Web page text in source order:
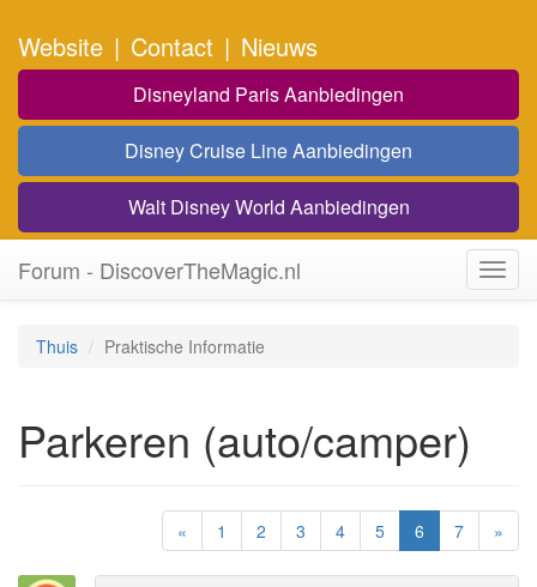
Website | Contact | Nieuws
Disneyland Paris Aanbiedingen
Disney Cruise Line Aanbiedingen
Walt Disney World Aanbiedingen
Forum - DiscoverTheMagic.nl
Thuis Praktische Informatie
Parkeren (auto/camper)
« 1 2 3 4 5 6 7 »